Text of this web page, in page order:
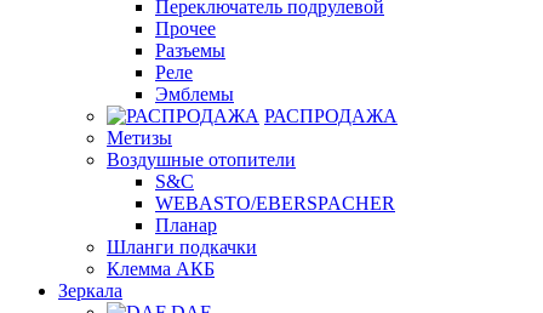
Переключатель подрулевой
Прочее
Разъемы
Реле
Эмблемы
РАСПРОДАЖА
Метизы
Воздушные отопители
S&C
WEBASTO/EBERSPACHER
Планар
Шланги подкачки
Клемма АКБ
Зеркала